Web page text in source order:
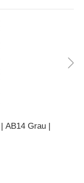
AB14 Grau |